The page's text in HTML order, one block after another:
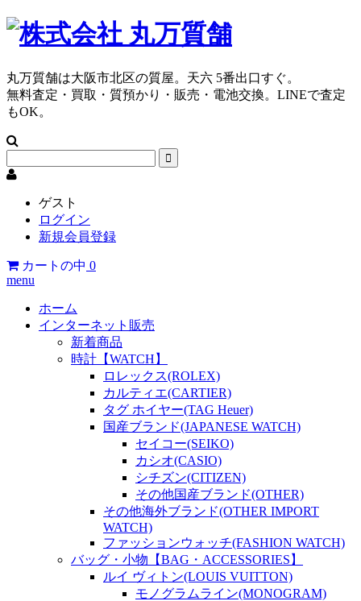
丸万質舗は大阪市北区の質屋。天六 5番出口すぐ。
無料査定・買取・質預かり・販売・電池交換。LINEで査定
もOK。
ゲスト
ログイン
新規会員登録
カートの中 0
menu
ホーム
インターネット販売
新着商品
時計【WATCH】
ロレックス(ROLEX)
カルティエ(CARTIER)
タグ ホイヤー(TAG Heuer)
国産ブランド(JAPANESE WATCH)
セイコー(SEIKO)
カシオ(CASIO)
シチズン(CITIZEN)
その他国産ブランド(OTHER)
その他海外ブランド(OTHER IMPORT
WATCH)
ファッションウォッチ(FASHION WATCH)
バッグ・小物【BAG・ACCESSORIES】
ルイ ヴィトン(LOUIS VUITTON)
モノグラムライン(MONOGRAM)